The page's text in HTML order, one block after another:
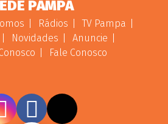
PAMPA
Rádios
TV Pampa
Novidades
Anuncie
Fale Conosco